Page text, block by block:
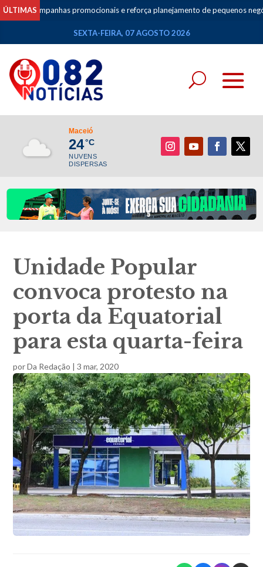
ÚLTIMAS
campanhas promocionais e reforça planejamento de pequenos negócios
SEXTA-FEIRA, 07 AGOSTO 2026
Maceió
24°C
NUVENS
DISPERSAS
Unidade Popular
convoca protesto na
porta da Equatorial
para esta quarta-feira
porDa Redação |3 mar, 2020